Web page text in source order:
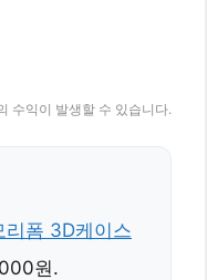
수익이 발생할 수 있습니다.
리폼 3D케이스
원.